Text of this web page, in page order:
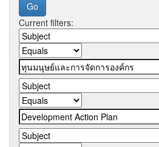
Current filters: